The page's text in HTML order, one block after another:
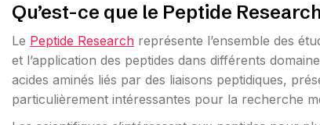
Qu’est-ce que le Peptide
Le Peptide Research représente l’ensemble des
et l’application des peptides dans différents
acides aminés liés par des liaisons peptidiques,
particulièrement intéressantes pour la recherche